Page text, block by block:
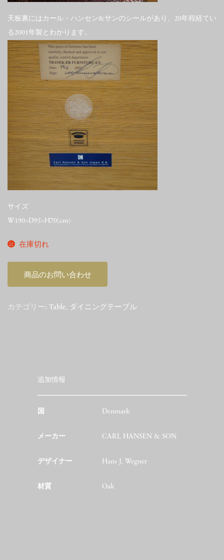
天板裏にはカール・ハンセン&サンのシールがあり、20年程経てい
る2001年製とわかります。
サイズ
W190×D95×H70(cm)
在庫切れ
商品のお問い合わせ
カテゴリー: Table, ダイニングテーブル
追加情報
国 Denmark
メーカー CARL HANSEN & SON
デザイナー Hans J. Wegner
材質 Oak